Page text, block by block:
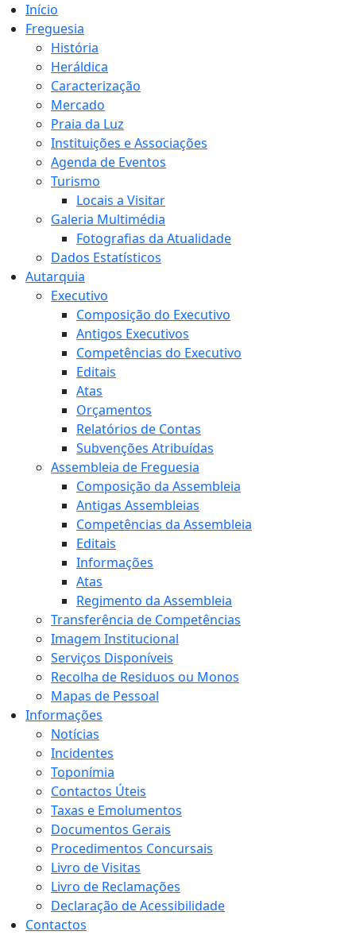
Início
Freguesia
História
Heráldica
Caracterização
Mercado
Praia da Luz
Instituições e Associações
Agenda de Eventos
Turismo
Locais a Visitar
Galeria Multimédia
Fotografias da Atualidade
Dados Estatísticos
Autarquia
Executivo
Composição do Executivo
Antigos Executivos
Competências do Executivo
Editais
Atas
Orçamentos
Relatórios de Contas
Subvenções Atribuídas
Assembleia de Freguesia
Composição da Assembleia
Antigas Assembleias
Competências da Assembleia
Editais
Informações
Atas
Regimento da Assembleia
Transferência de Competências
Imagem Institucional
Serviços Disponíveis
Recolha de Residuos ou Monos
Mapas de Pessoal
Informações
Notícias
Incidentes
Toponímia
Contactos Úteis
Taxas e Emolumentos
Documentos Gerais
Procedimentos Concursais
Livro de Visitas
Livro de Reclamações
Declaração de Acessibilidade
Contactos